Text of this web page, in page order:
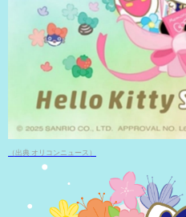
（出典 オリコンニュース）